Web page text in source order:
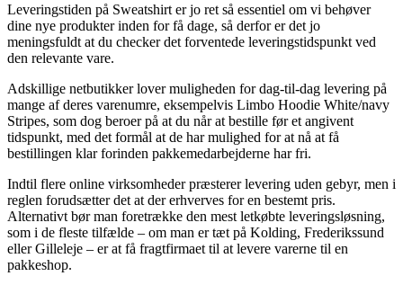
Leveringstiden på Sweatshirt er jo ret så essentiel om vi behøver
dine nye produkter inden for få dage, så derfor er det jo
meningsfuldt at du checker det forventede leveringstidspunkt ved
den relevante vare.
Adskillige netbutikker lover muligheden for dag-til-dag levering på
mange af deres varenumre, eksempelvis Limbo Hoodie White/navy
Stripes, som dog beroer på at du når at bestille før et angivent
tidspunkt, med det formål at de har mulighed for at nå at få
bestillingen klar forinden pakkemedarbejderne har fri.
Indtil flere online virksomheder præsterer levering uden gebyr, men i
reglen forudsætter det at der erhverves for en bestemt pris.
Alternativt bør man foretrække den mest letkøbte leveringsløsning,
som i de fleste tilfælde – om man er tæt på Kolding, Frederikssund
eller Gilleleje – er at få fragtfirmaet til at levere varerne til en
pakkeshop.